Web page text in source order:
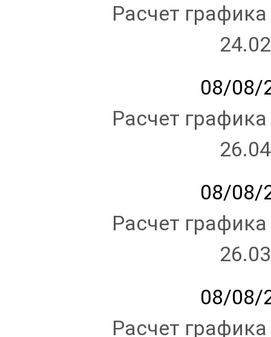
Расчет
08/08/
Расчет
08/08/
Расчет
08/08/
Расчет